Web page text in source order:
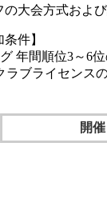
大会方式およ
件】
年間順位3～6位
ラブライセンス
開